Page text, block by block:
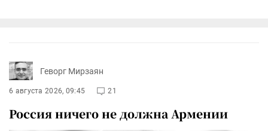
Геворг Мирзаян
6 августа 2026, 09:45 21
Россия ничего не должна Армении